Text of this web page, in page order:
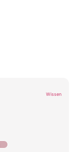
Wissen